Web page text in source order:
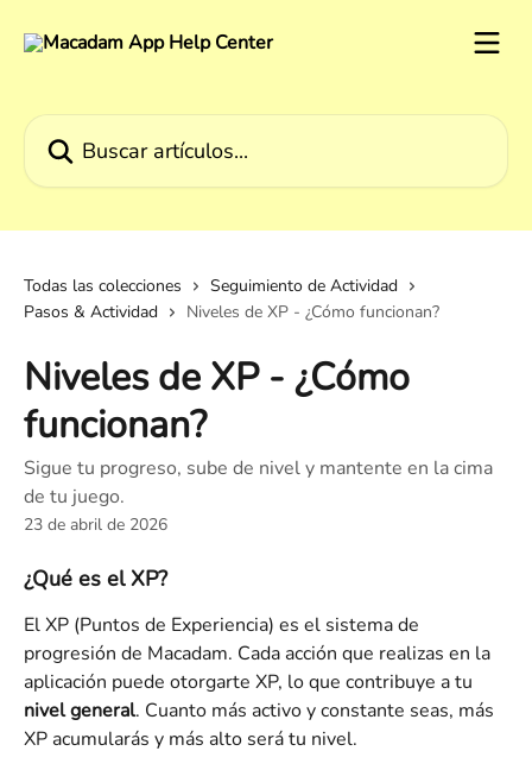
Todas las colecciones
Seguimiento de Actividad
Pasos & Actividad
Niveles de XP - ¿Cómo funcionan?
Niveles de XP - ¿Cómo
funcionan?
Sigue tu progreso, sube de nivel y mantente en la cima
de tu juego.
23 de abril de 2026
¿Qué es el XP?
El XP (Puntos de Experiencia) es el sistema de
progresión de Macadam. Cada acción que realizas en la
aplicación puede otorgarte XP, lo que contribuye a tu
nivel general. Cuanto más activo y constante seas, más
XP acumularás y más alto será tu nivel.